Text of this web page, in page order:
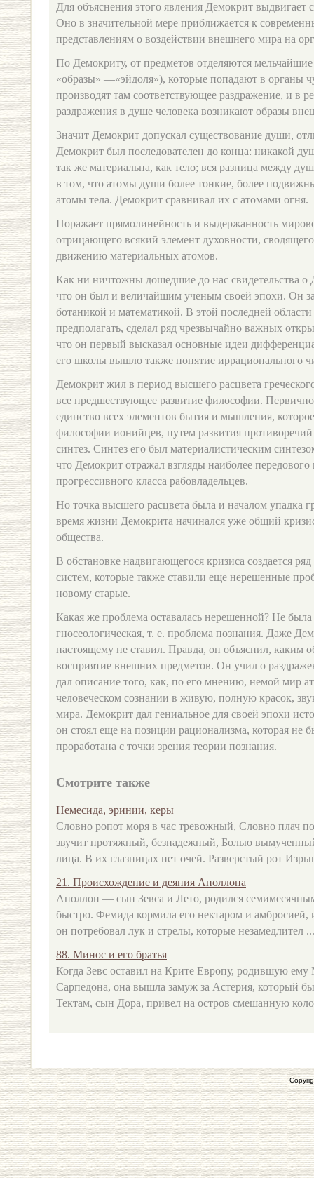
Для объяснения этого явления Демокрит выдвигает
Оно в значительной мере приближается к
представлениям о воздействии внешнего мира на
По Демокриту, от предметов отделяются
«образы» —«эйдоля»), которые попадают в органы
производят там соответствующее раздражение, и в
раздражения в душе человека возникают образы
Значит Демокрит допускал существование души,
Демокрит был последователен до конца: никакой
так же материальна, как тело; вся разница между
в том, что атомы души более тонкие, более
атомы тела. Демокрит сравнивал их с атомами огня.
Поражает прямолинейность и выдержанность
отрицающего всякий элемент духовности,
движению материальных атомов.
Как ни ничтожны дошедшие до нас свидетельства о
что он был и величайшим ученым своей эпохи. Он
ботаникой и математикой. В этой последней
предполагать, сделал ряд чрезвычайно важных
что он первый высказал основные идеи
его школы вышло также понятие иррационального
Демокрит жил в период высшего расцвета
все предшествующее развитие философии.
единство всех элементов бытия и мышления,
философии ионийцев, путем развития
синтез. Синтез его был материалистическим
что Демокрит отражал взгляды наиболее передового
прогрессивного класса рабовладельцев.
Но точка высшего расцвета была и началом упадка
время жизни Демокрита начинался уже общий
общества.
В обстановке надвигающегося кризиса создается
систем, которые также ставили еще нерешенные
новому старые.
Какая же проблема оставалась нерешенной? Не
гносеологическая, т. е. проблема познания. Даже
настоящему не ставил. Правда, он объяснил, каким
восприятие внешних предметов. Он учил о
дал описание того, как, по его мнению, немой мир
человеческом сознании в живую, полную красок,
мира. Демокрит дал гениальное для своей эпохи
он стоял еще на позиции рационализма, которая не
проработана с точки зрения теории познания.
Смотрите также
Немесида, эринии, керы
Словно ропот моря в час тревожный, Словно плач
звучит протяжный, безнадежный, Болью
лица. В их глазницах нет очей. Разверстый рот
21. Происхождение и деяния Аполлона
Аполлон — сын Зевса и Лето, родился
быстро. Фемида кормила его нектаром и амбросией,
он потребовал лук и стрелы, которые незамедлител ...
88. Минос и его братья
Когда Зевс оставил на Крите Европу, родившую
Сарпедона, она вышла замуж за Астерия, который
Тектам, сын Дора, привел на остров смешанную